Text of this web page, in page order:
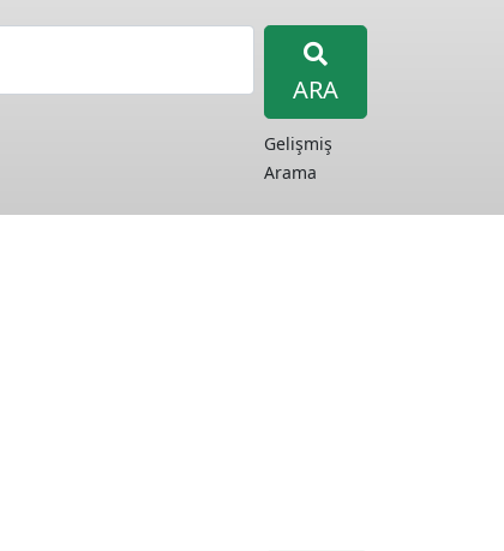
ARA
Gelişmiş
Arama